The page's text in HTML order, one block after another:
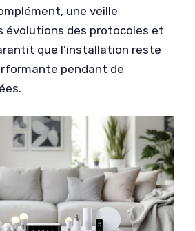
une veille
évolutions des protocoles et
que l’installation reste
pendant de